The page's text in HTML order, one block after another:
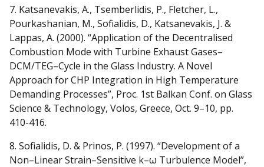
7. Katsanevakis, Α., Tsemberlidis, P., Fletcher, L.,
Pourkashanian, M., Sofialidis, D., Katsanevakis, J. &
Lappas, A. (2000). “Application of the Decentralised
Combustion Mode with Turbine Exhaust Gases–
DCM/TEG–Cycle in the Glass Industry. A Novel
Approach for CHP Integration in High Temperature
Demanding Processes”, Proc. 1st Balkan Conf. on Glass
Science & Technology, Volos, Greece, Oct. 9–10, pp.
410-416.
8. Sofialidis, D. & Prinos, P. (1997). “Development of a
Νon–Linear Strain–Sensitive k–ω Turbulence Model”,